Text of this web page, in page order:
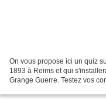
On vous propose ici un quiz
1893 à Reims et qui
Grange Guerre. Testez vos